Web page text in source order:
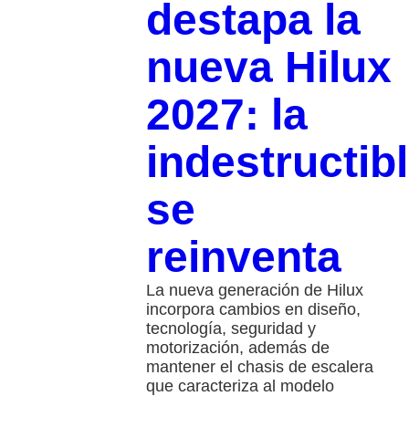
destapa la
nueva Hilux
2027: la
se
reinventa
La nueva generación de Hilux
incorpora cambios en diseño,
tecnología, seguridad y
motorización, además de
mantener el chasis de escalera
que caracteriza al modelo